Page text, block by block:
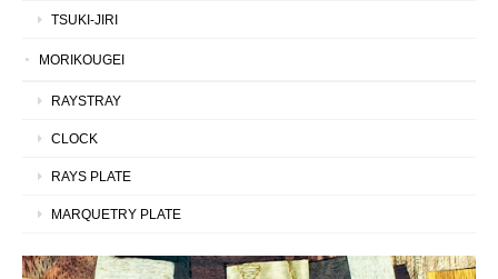
TSUKI-JIRI
MORIKOUGEI
RAYSTRAY
CLOCK
RAYS PLATE
MARQUETRY PLATE